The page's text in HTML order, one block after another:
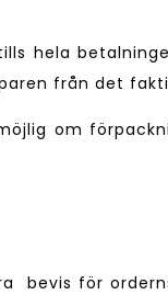
hela
från det
om
bevis för